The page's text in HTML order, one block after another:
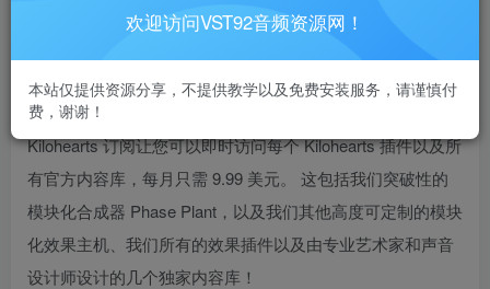
千心音频效果器插件包kiloHearts Subscription
VST/VST3/AAX
翻译：
Kilohearts 订阅让您可以即时访问每个 Kilohearts 插件以及所
有官方内容库，每月只需 9.99 美元。 这包括我们突破性的
模块化合成器 Phase Plant，以及我们其他高度可定制的模块
化效果主机、我们所有的效果插件以及由专业艺术家和声音
设计师设计的几个独家内容库！
欢迎访问VST92音频资源网！
本站仅提供资源分享，不提供教学以及免费安装服务，请谨慎付
费，谢谢！